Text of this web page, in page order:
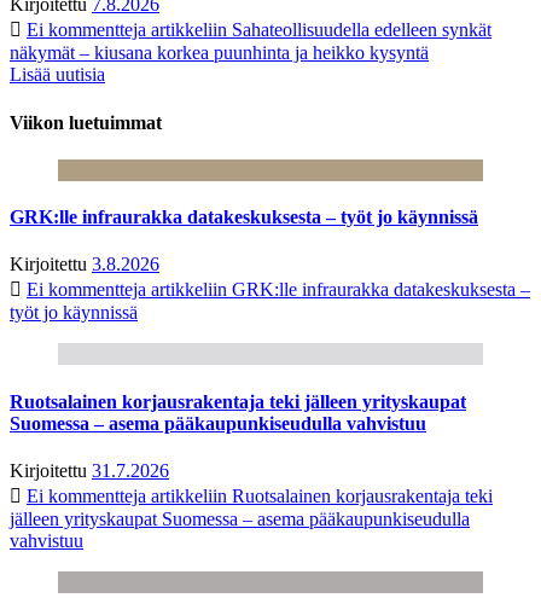
Kirjoitettu 7.8.2026
Ei kommentteja artikkeliin Sahateollisuudella edelleen synkät
näkymät – kiusana korkea puunhinta ja heikko kysyntä
Lisää uutisia
Viikon luetuimmat
GRK:lle infraurakka datakeskuksesta – työt jo käynnissä
Kirjoitettu 3.8.2026
Ei kommentteja artikkeliin GRK:lle infraurakka datakeskuksesta –
työt jo käynnissä
Ruotsalainen korjausrakentaja teki jälleen yrityskaupat
Suomessa – asema pääkaupunkiseudulla vahvistuu
Kirjoitettu 31.7.2026
Ei kommentteja artikkeliin Ruotsalainen korjausrakentaja teki
jälleen yrityskaupat Suomessa – asema pääkaupunkiseudulla
vahvistuu